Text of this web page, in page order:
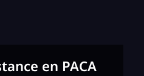
en PACA